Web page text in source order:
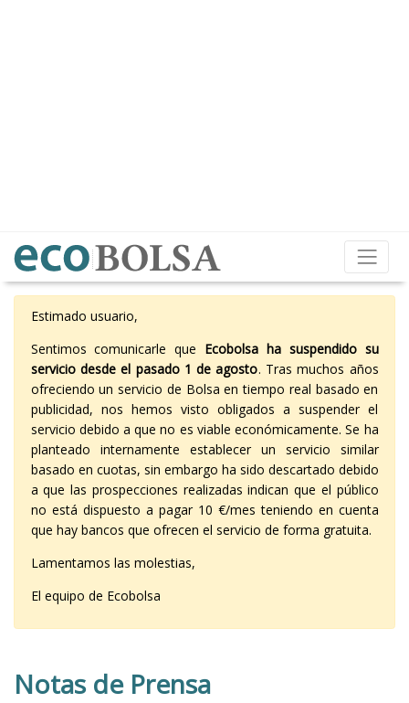
Estimado usuario,
Sentimos comunicarle que Ecobolsa ha suspendido su
servicio desde el pasado 1 de agosto. Tras muchos años
ofreciendo un servicio de Bolsa en tiempo real basado en
publicidad, nos hemos visto obligados a suspender el
servicio debido a que no es viable económicamente. Se ha
planteado internamente establecer un servicio similar
basado en cuotas, sin embargo ha sido descartado debido
a que las prospecciones realizadas indican que el público
no está dispuesto a pagar 10 €/mes teniendo en cuenta
que hay bancos que ofrecen el servicio de forma gratuita.
Lamentamos las molestias,
El equipo de Ecobolsa
Notas de Prensa